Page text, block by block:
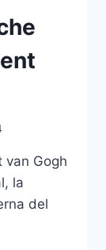
van Gogh
la
del